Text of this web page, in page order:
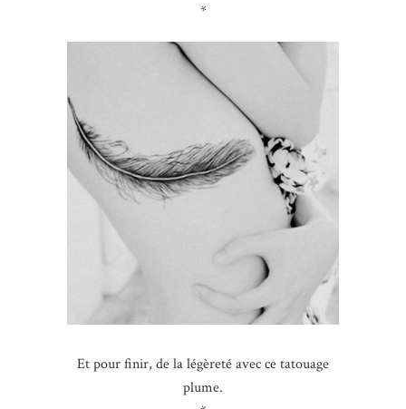
*
Et pour finir, de la légèreté avec ce tatouage
plume.